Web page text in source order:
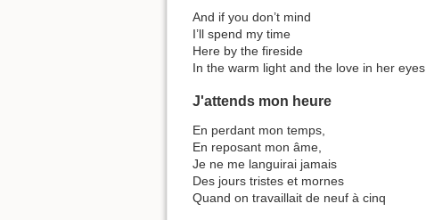
And if you don’t mind
I’ll spend my time
Here by the fireside
In the warm light and the love in her eyes
J'attends mon heure
En perdant mon temps,
En reposant mon âme,
Je ne me languirai jamais
Des jours tristes et mornes
Quand on travaillait de neuf à cinq